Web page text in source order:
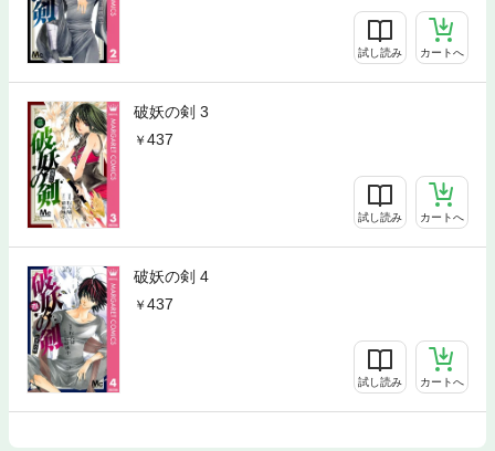
試し読み カートへ
破妖の剣 3
437
試し読み カートへ
破妖の剣 4
437
試し読み カートへ